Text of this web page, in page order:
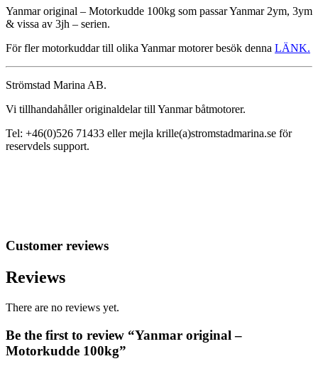
Yanmar original – Motorkudde 100kg som passar Yanmar 2ym, 3ym
& vissa av 3jh – serien.
För fler motorkuddar till olika Yanmar motorer besök denna LÄNK.
Strömstad Marina AB.
Vi tillhandahåller originaldelar till Yanmar båtmotorer.
Tel: +46(0)526 71433 eller mejla krille(a)stromstadmarina.se för
reservdels support.
Customer reviews
Reviews
There are no reviews yet.
Be the first to review “Yanmar original –
Motorkudde 100kg”